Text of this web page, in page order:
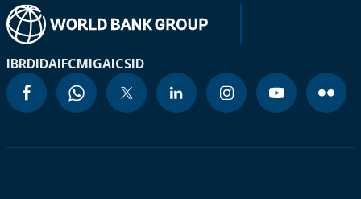
IBRDIDAIFCMIGAICSID